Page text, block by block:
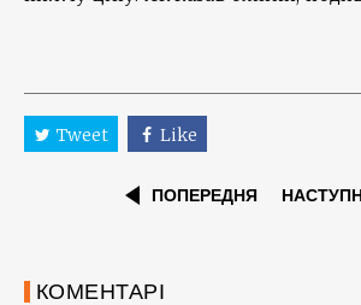
Tweet Like
ПОПЕРЕДНЯ
КОМЕНТАРІ